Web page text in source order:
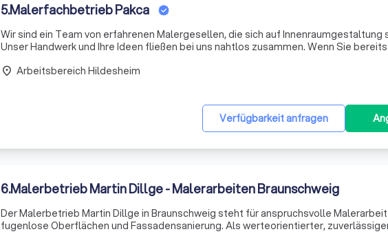
5.Malerfachbetrieb Pakca
Wir sind ein Team von erfahrenen Malergesellen, die sich auf Innenraumgestaltung
Unser Handwerk und Ihre Ideen fließen bei uns nahtlos zusammen. Wenn Sie
Verfügbarkeit anfragen
place Arbeitsbereich Hildesheim
6.Malerbetrieb Martin Dillge - Malerarbeiten Braunschweig
Der Malerbetrieb Martin Dillge in Braunschweig steht für anspruchsvolle
fugenlose Oberflächen und Fassadensanierung. Als werteorientierter,